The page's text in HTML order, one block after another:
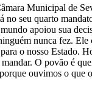
Municipal de
no seu quarto
apoiou sua
nunca fez. Ele
o nosso Estado.
O povão é
ouvimos o que